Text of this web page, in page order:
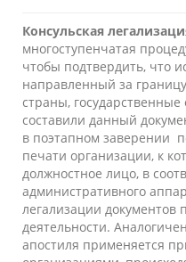
Консульская
многоступенчатая
чтобы подтвердить, что
направленный за
страны,
составили данный
в поэтапном заверении
печати организации, к
должностное лицо, в
административного
легализации
деятельности.
апостиля применяется